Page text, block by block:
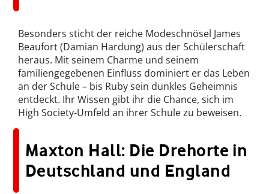
Besonders sticht der reiche Modeschnösel James
Beaufort (Damian Hardung) aus der Schülerschaft
heraus. Mit seinem Charme und seinem
familiengegebenen Einfluss dominiert er das Leben
an der Schule – bis Ruby sein dunkles Geheimnis
entdeckt. Ihr Wissen gibt ihr die Chance, sich im
High Society-Umfeld an ihrer Schule zu beweisen.
Maxton Hall: Die Drehorte in
Deutschland und England